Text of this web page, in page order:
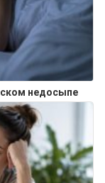
недосыпе